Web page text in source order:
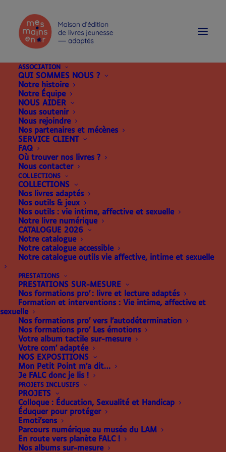
ASSOCIATION
QUI SOMMES NOUS ?
Notre histoire
Notre Équipe
NOUS AIDER
Nous soutenir
Nous rejoindre
Nos partenaires et mécènes
SERVICE CLIENT
FAQ
Où trouver nos livres ?
Nous contacter
COLLECTIONS
COLLECTIONS
Nos livres adaptés
Nos outils & jeux
Nos outils : vie intime, affective et sexuelle
Notre livre numérique
CATALOGUE 2026
Notre catalogue
Notre catalogue accessible
Notre catalogue outils vie affective, intime et sexuelle
PRESTATIONS
PRESTATIONS SUR-MESURE
Nos formations pro’ : livre et lecture adaptés
Formation et interventions : Vie intime, affective et
sexuelle
Nos formations pro’ vers l’autodétermination
Nos formations pro’ Les émotions
Votre album tactile sur-mesure
Votre com’ adaptée
NOS EXPOSITIONS
Mon Petit Point m’a dit…
Je FALC donc je lis !
PROJETS INCLUSIFS
PROJETS
Colloque : Éducation, Sexualité et Handicap
Éduquer pour protéger
Emoti’sens
Parcours numérique au musée du LAM
En route vers planète FALC !
Nos albums sur-mesure
AVEUGLES : DES OBSTACLES
DANS L’ÉDUCATION À LA
SEXUALITÉ ?
Article publié sur
handicap.fr
« Au collège et lycée, ce n’est pas l’aveugle que les